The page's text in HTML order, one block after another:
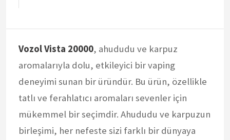
Vozol Vista 20000, ahududu ve karpuz
aromalarıyla dolu, etkileyici bir vaping
deneyimi sunan bir üründür. Bu ürün, özellikle
tatlı ve ferahlatıcı aromaları sevenler için
mükemmel bir seçimdir. Ahududu ve karpuzun
birleşimi, her nefeste sizi farklı bir dünyaya